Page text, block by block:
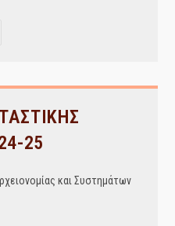
25
και Συστημάτων